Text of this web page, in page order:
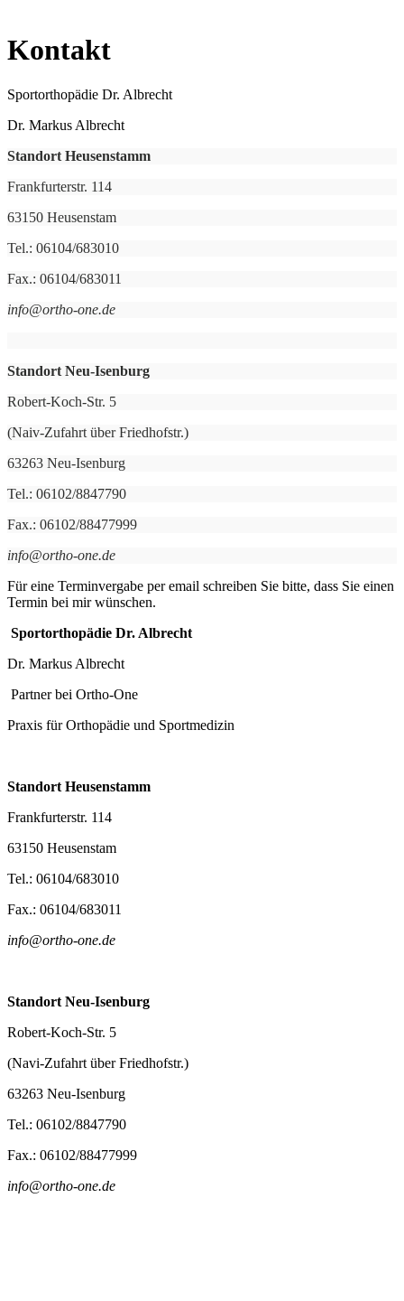
Kontakt
Sportorthopädie Dr. Albrecht
Dr. Markus Albrecht
Standort Heusenstamm
Frankfurterstr. 114
63150 Heusenstam
Tel.: 06104/683010
Fax.: 06104/683011
info@ortho-one.de
Standort Neu-Isenburg
Robert-Koch-Str. 5
(Naiv-Zufahrt über Friedhofstr.)
63263 Neu-Isenburg
Tel.: 06102/8847790
Fax.: 06102/88477999
info@ortho-one.de
Für eine Terminvergabe per email schreiben Sie bitte, dass Sie einen
Termin bei mir wünschen.
Sportorthopädie Dr. Albrecht
Dr. Markus Albrecht
Partner bei Ortho-One
Praxis für Orthopädie und Sportmedizin
Standort Heusenstamm
Frankfurterstr. 114
63150 Heusenstam
Tel.: 06104/683010
Fax.: 06104/683011
info@ortho-one.de
Standort Neu-Isenburg
Robert-Koch-Str. 5
(Navi-Zufahrt über Friedhofstr.)
63263 Neu-Isenburg
Tel.: 06102/8847790
Fax.: 06102/88477999
info@ortho-one.de